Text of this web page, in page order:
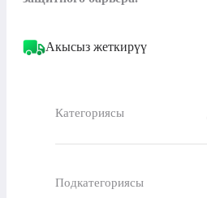
Акысыз жеткирүү
Категориясы
Подкатегориясы